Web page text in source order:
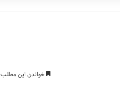
خواندن این مطلب 16 دقیقه زمان میبرد